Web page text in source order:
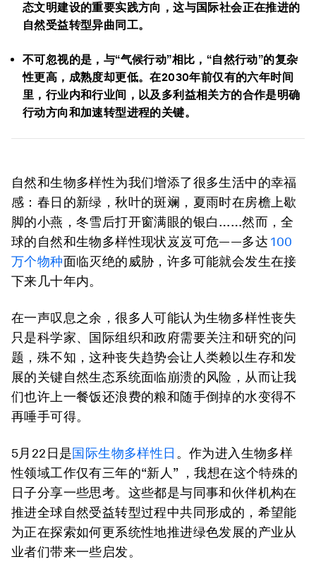
态文明建设的重要实践方向，这与国际社会正在推进的
自然受益转型异曲同工。
不可忽视的是，与“气候行动”相比，“自然行动”的复杂
性更高，成熟度却更低。在2030年前仅有的六年时间
里，行业内和行业间，以及多利益相关方的合作是明确
行动方向和加速转型进程的关键。
自然和生物多样性为我们增添了很多生活中的幸福
感：春日的新绿，秋叶的斑斓，夏雨时在房檐上歇
脚的小燕，冬雪后打开窗满眼的银白……然而，全
球的自然和生物多样性现状岌岌可危——多达100
万个物种面临灭绝的威胁，许多可能就会发生在接
下来几十年内。
在一声叹息之余，很多人可能认为生物多样性丧失
只是科学家、国际组织和政府需要关注和研究的问
题，殊不知，这种丧失趋势会让人类赖以生存和发
展的关键自然生态系统面临崩溃的风险，从而让我
们也许上一餐饭还浪费的粮和随手倒掉的水变得不
再唾手可得。
5月22日是国际生物多样性日 。作为进入生物多样
性领域工作仅有三年的“新人” ，我想在这个特殊的
日子分享一些思考。这些都是与同事和伙伴机构在
推进全球自然受益转型过程中共同形成的，希望能
为正在探索如何更系统性地推进绿色发展的产业从
业者们带来一些启发。